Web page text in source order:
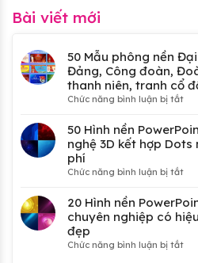
Bài viết mới
50 Mẫu phông nền
Đảng, Công đoàn,
thanh niên, tranh cổ
Chức năng bình luận bị tắtở
50 Hình nền
nghệ 3D kết hợp Dots
phí
Chức năng bình luận bị tắtở
nền
20 Hình nền
chuyên nghiệp có
đẹp
Chức năng bình luận bị tắtở